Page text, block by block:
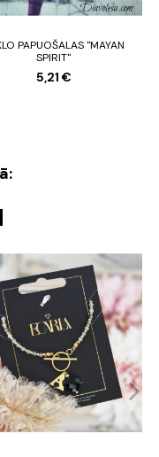
PAPUOŠALAS "MAYAN
SPIRIT"
5,21 €